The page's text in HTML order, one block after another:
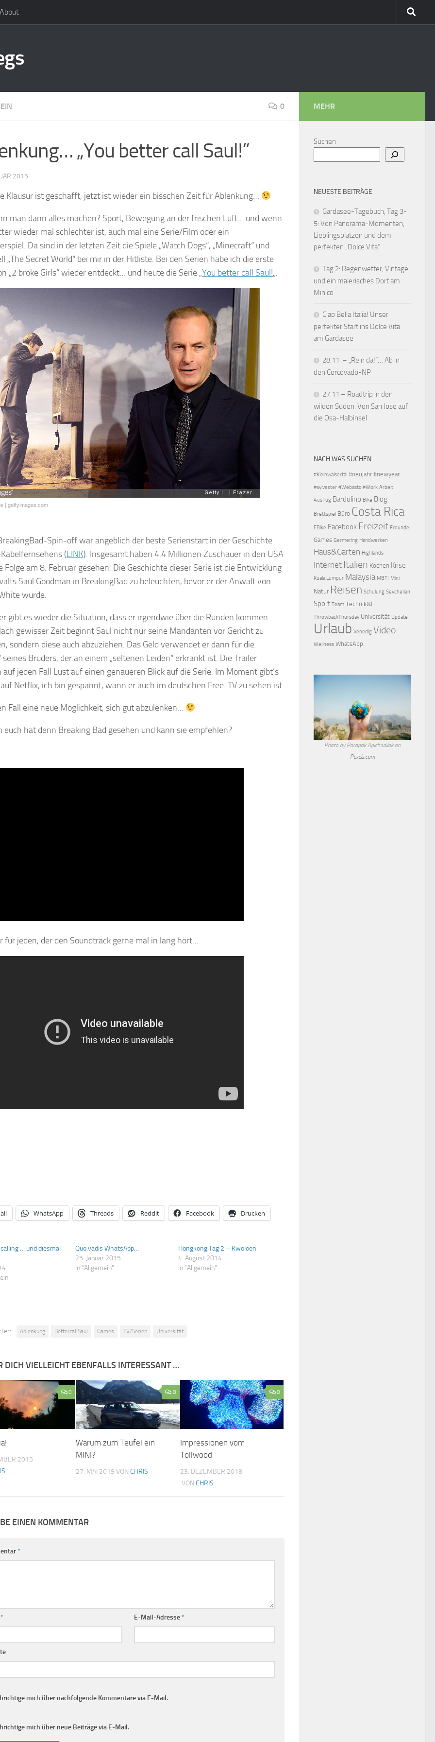
About
0
„You better call Saul!“
2015
Klausur ist geschafft, jetzt ist wieder ein bisschen Zeit für Ablenkung…
man dann alles machen? Sport, Bewegung an der frischen Luft… und wenn
wieder mal schlechter ist, auch mal eine Serie/Film oder ein
Da sind in der letzten Zeit die Spiele „Watch Dogs“, „Minecraft“ und
„The Secret World“ bei mir in der Hitliste. Bei den Serien habe ich die erste
„2 broke Girls“ wieder entdeckt… und heute die Serie „You better call Saul!„.
| gettyimages.com
Spin-off war angeblich der beste Serienstart in der Geschichte
(LINK). Insgesamt haben 4.4 Millionen Zuschauer in den USA
Folge am 8. Februar gesehen. Die Geschichte dieser Serie ist die Entwicklung
Saul Goodman in BreakingBad zu beleuchten, bevor er der Anwalt von
wurde.
gibt es wieder die Situation, dass er irgendwie über die Runden kommen
gewisser Zeit beginnt Saul nicht nur seine Mandanten vor Gericht zu
sondern diese auch abzuziehen. Das Geld verwendet er dann für die
seines Bruders, der an einem „seltenen Leiden“ erkrankt ist. Die Trailer
auf jeden Fall Lust auf einen genaueren Blick auf die Serie. Im Moment gibt’s
Netflix, ich bin gespannt, wann er auch im deutschen Free-TV zu sehen ist.
Fall eine neue Möglichkeit, sich gut abzulenken…
euch hat denn Breaking Bad gesehen und kann sie empfehlen?
für jeden, der den Soundtrack gerne mal in lang hört…
WhatsApp Threads Reddit Facebook Drucken
… und diesmal
Quo vadis WhatsApp…
25. Januar 2015
In "Allgemein"
Hongkong Tag 2 – Kwoloon
4. August 2014
In "Allgemein"
Ablenkung BettercallSaul Games TV/Serien Universität
DICH VIELLEICHT EBENFALLS INTERESSANT …
0
2015
0
Warum zum Teufel ein
MINI?
27. MAI 2019 VONCHRIS
0
Impressionen vom
Tollwood
23. DEZEMBER 2018
VON CHRIS
EINEN KOMMENTAR
*
* E-Mail-Adresse*
mich über nachfolgende Kommentare via E-Mail.
mich über neue Beiträge via E-Mail.
MEHR
Suchen
NEUESTE BEITRÄGE
Gardasee-Tagebuch, Tag 3-
5: Von Panorama-Momenten,
Lieblingsplätzen und dem
perfekten „Dolce Vita“
Tag 2: Regenwetter, Vintage
und ein malerisches Dort am
Minico
Ciao Bella Italia! Unser
perfekter Start ins Dolce Vita
am Gardasee
28.11. – „Rein da!“… Ab in
den Corcovado-NP
27.11 – Roadtrip in den
wilden Süden: Von San Jose auf
die Osa-Halbinsel
NACH WAS SUCHEN…
#Kleinwalsertal #neujahr #newyear
#sylvester #Webasto #Work Arbeit
Ausflug Bardolino Bike Blog
Brettspiel Büro Costa Rica
EBike Facebook Freizeit Freunde
Games Germering Handwerken
Haus&Garten Highlands
Internet Italien Kochen Krise
Kuala Lumpur Malaysia MBTI Mini
Natur Reisen Schulung Seychellen
Sport Team Technik&IT
ThrowbackThursday Universität Update
Urlaub Venedig Video
Wellness WhatsApp
Photo by Porapak Apichodilok on
Pexels.com